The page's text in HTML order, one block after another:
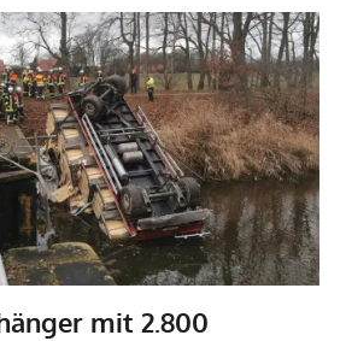
O
n
l
i
n
e
mit 2.800